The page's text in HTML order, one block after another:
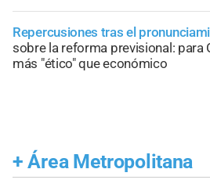
Repercusiones tras el
sobre la reforma previsional: para
más "ético" que económico
+ Área Metropolitana